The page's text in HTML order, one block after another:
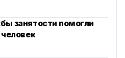
занятости помогли